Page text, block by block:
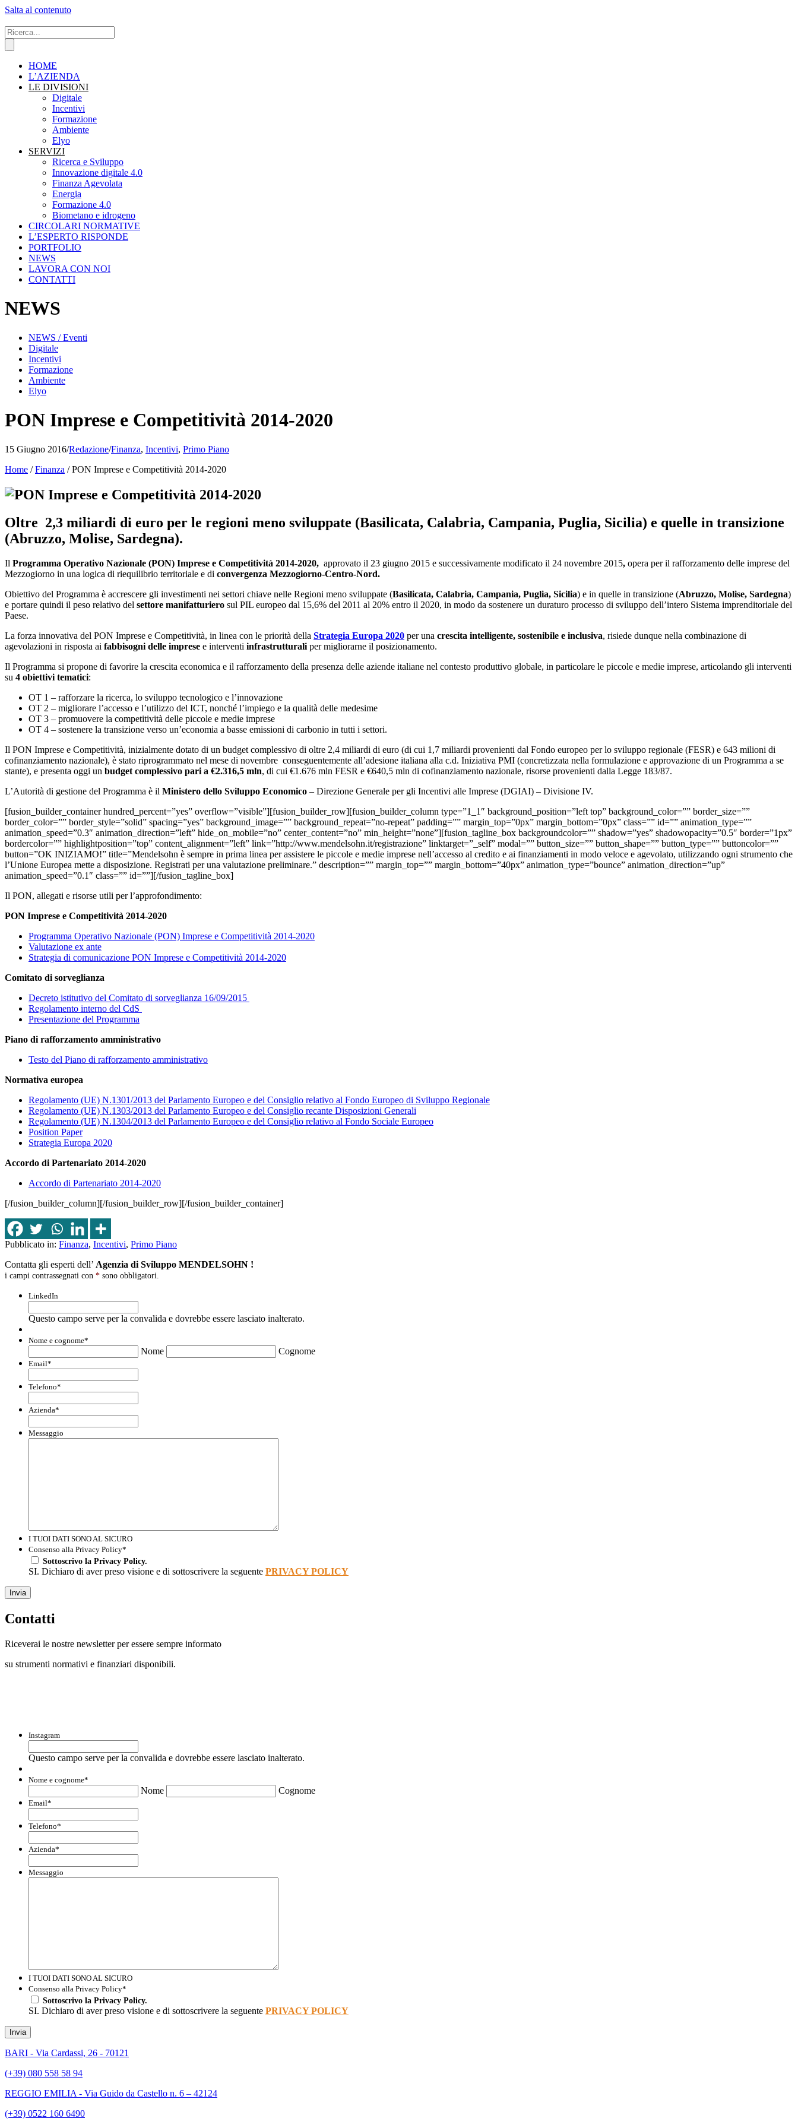
Salta al contenuto
HOME
L’AZIENDA
LE DIVISIONI
Digitale
Incentivi
Formazione
Ambiente
Elyo
SERVIZI
Ricerca e Sviluppo
Innovazione digitale 4.0
Finanza Agevolata
Energia
Formazione 4.0
Biometano e idrogeno
CIRCOLARI NORMATIVE
L’ESPERTO RISPONDE
PORTFOLIO
NEWS
LAVORA CON NOI
CONTATTI
NEWS
NEWS / Eventi
Digitale
Incentivi
Formazione
Ambiente
Elyo
PON Imprese e Competitività 2014-2020
15 Giugno 2016/Redazione/Finanza, Incentivi, Primo Piano
Home /Finanza /PON Imprese e Competitività 2014-2020
Oltre 2,3 miliardi di euro per le regioni meno sviluppate (Basilicata, Calabria, Campania, Puglia, Sicilia) e quelle in transizione
(Abruzzo, Molise, Sardegna).
Il Programma Operativo Nazionale (PON) Imprese e Competitività 2014-2020, approvato il 23 giugno 2015 e successivamente modificato il 24 novembre 2015, opera per il rafforzamento delle imprese del
Mezzogiorno in una logica di riequilibrio territoriale e di convergenza Mezzogiorno-Centro-Nord.
Obiettivo del Programma è accrescere gli investimenti nei settori chiave nelle Regioni meno sviluppate (Basilicata, Calabria, Campania, Puglia, Sicilia) e in quelle in transizione (Abruzzo, Molise, Sardegna)
e portare quindi il peso relativo del settore manifatturiero sul PIL europeo dal 15,6% del 2011 al 20% entro il 2020, in modo da sostenere un duraturo processo di sviluppo dell’intero Sistema imprenditoriale del
Paese.
La forza innovativa del PON Imprese e Competitività, in linea con le priorità della Strategia Europa 2020 per una crescita intelligente, sostenibile e inclusiva, risiede dunque nella combinazione di
agevolazioni in risposta ai fabbisogni delle imprese e interventi infrastrutturaliper migliorarne il posizionamento.
Il Programma si propone di favorire la crescita economica e il rafforzamento della presenza delle aziende italiane nel contesto produttivo globale, in particolare le piccole e medie imprese, articolando gli interventi
su 4 obiettivi tematici:
OT 1 – rafforzare la ricerca, lo sviluppo tecnologico e l’innovazione
OT 2 – migliorare l’accesso e l’utilizzo del ICT, nonché l’impiego e la qualità delle medesime
OT 3 – promuovere la competitività delle piccole e medie imprese
OT 4 – sostenere la transizione verso un’economia a basse emissioni di carbonio in tutti i settori.
Il PON Imprese e Competitività, inizialmente dotato di un budget complessivo di oltre 2,4 miliardi di euro (di cui 1,7 miliardi provenienti dal Fondo europeo per lo sviluppo regionale (FESR) e 643 milioni di
cofinanziamento nazionale), è stato riprogrammato nel mese di novembre conseguentemente all’adesione italiana alla c.d. Iniziativa PMI (concretizzata nella formulazione e approvazione di un Programma a se
stante), e presenta oggi un budget complessivo pari a €2.316,5 mln, di cui €1.676 mln FESR e €640,5 mln di cofinanziamento nazionale, risorse provenienti dalla Legge 183/87.
L’Autorità di gestione del Programma è il Ministero dello Sviluppo Economico – Direzione Generale per gli Incentivi alle Imprese (DGIAI) – Divisione IV.
[fusion_builder_container hundred_percent=”yes” overflow=”visible”][fusion_builder_row][fusion_builder_column type=”1_1″ background_position=”left top” background_color=”” border_size=””
border_color=”” border_style=”solid” spacing=”yes” background_image=”” background_repeat=”no-repeat” padding=”” margin_top=”0px” margin_bottom=”0px” class=”” id=”” animation_type=””
animation_speed=”0.3″ animation_direction=”left” hide_on_mobile=”no” center_content=”no” min_height=”none”][fusion_tagline_box backgroundcolor=”” shadow=”yes” shadowopacity=”0.5″ border=”1px”
bordercolor=”” highlightposition=”top” content_alignment=”left” link=”http://www.mendelsohn.it/registrazione” linktarget=”_self” modal=”” button_size=”” button_shape=”” button_type=”” buttoncolor=””
button=”OK INIZIAMO!” title=”Mendelsohn è sempre in prima linea per assistere le piccole e medie imprese nell’accesso al credito e ai finanziamenti in modo veloce e agevolato, utilizzando ogni strumento che
l’Unione Europea mette a disposizione. Registrati per una valutazione preliminare.” description=”” margin_top=”” margin_bottom=”40px” animation_type=”bounce” animation_direction=”up”
animation_speed=”0.1″ class=”” id=””][/fusion_tagline_box]
Il PON, allegati e risorse utili per l’approfondimento:
PON Imprese e Competitività 2014-2020
Programma Operativo Nazionale (PON) Imprese e Competitività 2014-2020
Valutazione ex ante
Strategia di comunicazione PON Imprese e Competitività 2014-2020
Comitato di sorveglianza
Decreto istitutivo del Comitato di sorveglianza 16/09/2015
Regolamento interno del CdS
Presentazione del Programma
Piano di rafforzamento amministrativo
Testo del Piano di rafforzamento amministrativo
Normativa europea
Regolamento (UE) N.1301/2013 del Parlamento Europeo e del Consiglio relativo al Fondo Europeo di Sviluppo Regionale
Regolamento (UE) N.1303/2013 del Parlamento Europeo e del Consiglio recante Disposizioni Generali
Regolamento (UE) N.1304/2013 del Parlamento Europeo e del Consiglio relativo al Fondo Sociale Europeo
Position Paper
Strategia Europa 2020
Accordo di Partenariato 2014-2020
Accordo di Partenariato 2014-2020
[/fusion_builder_column][/fusion_builder_row][/fusion_builder_container]
Pubblicato in: Finanza, Incentivi, Primo Piano
Contatta gli esperti dell’ Agenzia di Sviluppo MENDELSOHN !
i campi contrassegnati con * sono obbligatori.
LinkedIn
Questo campo serve per la convalida e dovrebbe essere lasciato inalterato.
Nome e cognome*
Nome Cognome
Email*
Telefono*
Azienda*
Messaggio
I TUOI DATI SONO AL SICURO
Consenso alla Privacy Policy*
Sottoscrivo la Privacy Policy.
SI. Dichiaro di aver preso visione e di sottoscrivere la seguente PRIVACY POLICY
Invia
Contatti
Riceverai le nostre newsletter per essere sempre informato
su strumenti normativi e finanziari disponibili.
Instagram
Questo campo serve per la convalida e dovrebbe essere lasciato inalterato.
Nome e cognome*
Nome Cognome
Email*
Telefono*
Azienda*
Messaggio
I TUOI DATI SONO AL SICURO
Consenso alla Privacy Policy*
Sottoscrivo la Privacy Policy.
SI. Dichiaro di aver preso visione e di sottoscrivere la seguente PRIVACY POLICY
Invia
BARI - Via Cardassi, 26 - 70121
(+39) 080 558 58 94
REGGIO EMILIA - Via Guido da Castello n. 6 – 42124
(+39) 0522 160 6490